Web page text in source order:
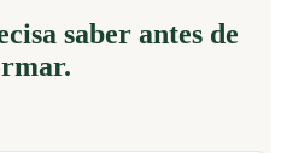
saber antes de